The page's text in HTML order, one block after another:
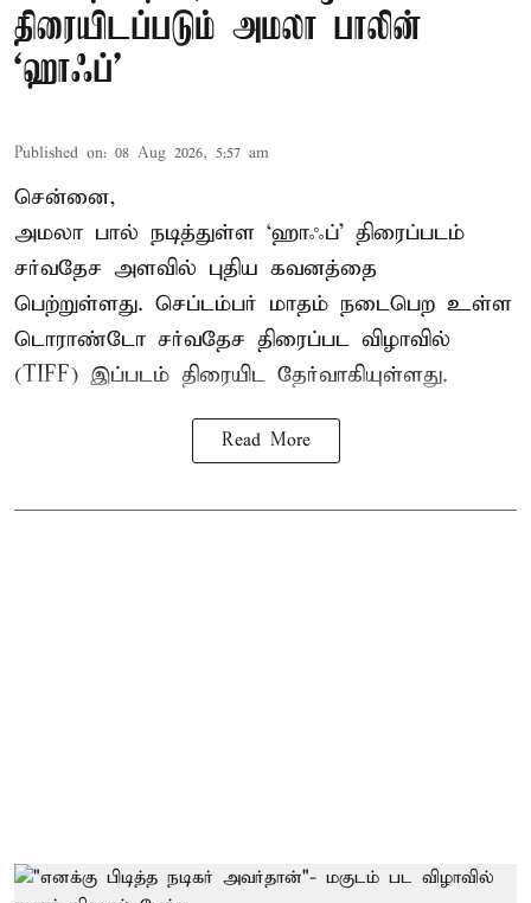
திரையிடப்படும் அமலா பாலின்
‘ஹாஃப்’
Published on: 08 Aug 2026, 5:57 am
சென்னை,
அமலா பால் நடித்துள்ள ‘ஹாஃப்’ திரைப்படம்
சர்வதேச அளவில் புதிய கவனத்தை
பெற்றுள்ளது. செப்டம்பர் மாதம் நடைபெற உள்ள
டொராண்டோ சர்வதேச திரைப்பட விழாவில்
(TIFF) இப்படம் திரையிட தேர்வாகியுள்ளது.
Read More